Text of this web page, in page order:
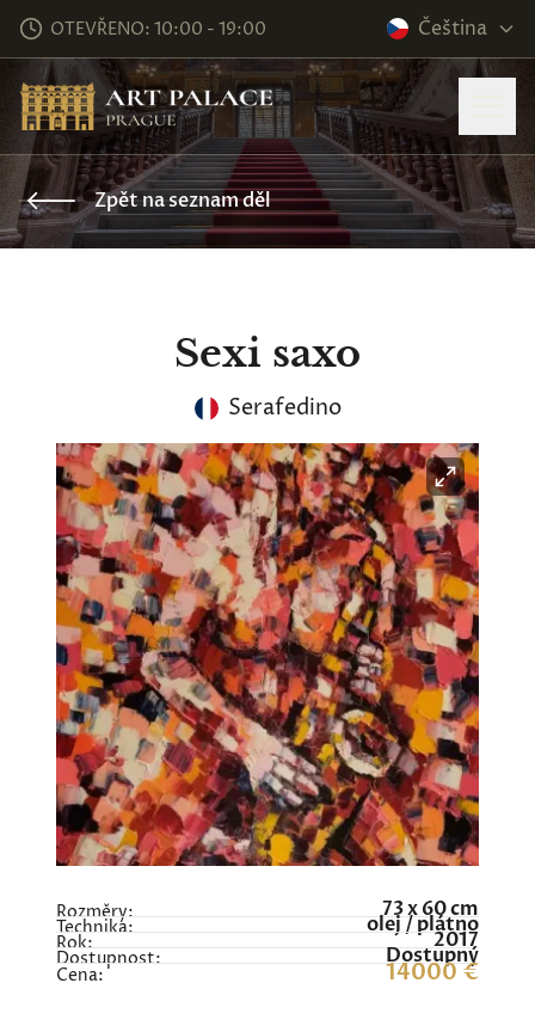
OTEVŘENO: 10:00 - 19:00 Čeština
Zpět na seznam děl
Sexi saxo
Serafedino
Rozměry: 73 x 60 cm
Technika: olej / plátno
Rok: 2017
Dostupnost: Dostupný
Cena: 14000 €